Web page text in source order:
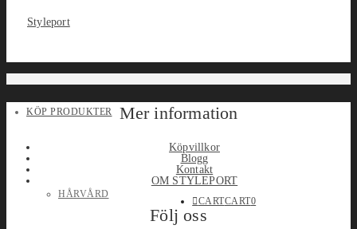
KÖP PRODUKTER
HÅRVÅRD
CARTCART0
Mer information
Köpvillkor
Blogg
Kontakt
OM STYLEPORT
Följ oss